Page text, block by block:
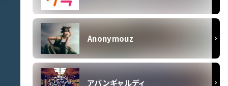
Anonymouz
アバンギャルディ